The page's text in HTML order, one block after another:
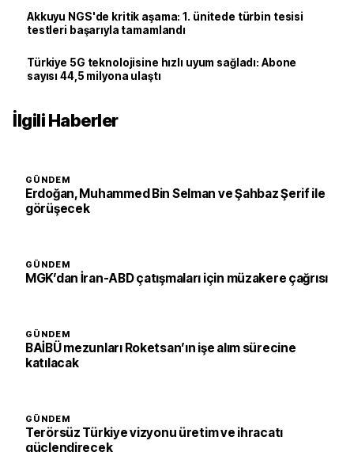
Akkuyu NGS'de kritik aşama: 1. ünitede türbin tesisi
testleri başarıyla tamamlandı
Türkiye 5G teknolojisine hızlı uyum sağladı: Abone
sayısı 44,5 milyona ulaştı
İlgili Haberler
GÜNDEM
Erdoğan, Muhammed Bin Selman ve Şahbaz Şerif ile
görüşecek
GÜNDEM
MGK’dan İran-ABD çatışmaları için müzakere çağrısı
GÜNDEM
BAİBÜ mezunları Roketsan’ın işe alım sürecine
katılacak
GÜNDEM
Terörsüz Türkiye vizyonu üretim ve ihracatı
güçlendirecek